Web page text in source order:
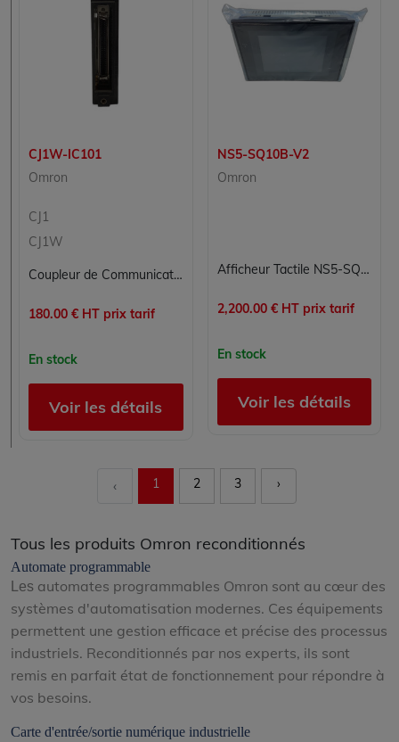
CJ1W-IC101
Omron
CJ1
CJ1W
Coupleur de Communication Réseau OMRON CJ1W-IC101 pour Contrôle Commande
180.00 € HT prix tarif
En stock
Voir les détails
NS5-SQ10B-V2
Omron
Afficheur Tactile NS5-SQ10B-V2 OMRON pour Interfaces Homme-Machine
2,200.00 € HT prix tarif
En stock
Voir les détails
‹ 1 2 3 ›
Tous les produits Omron reconditionnés
Automate programmable
Les automates programmables Omron sont au cœur des
systèmes d'automatisation modernes. Ces équipements
permettent une gestion efficace et précise des processus
industriels. Reconditionnés par nos experts, ils sont
remis en parfait état de fonctionnement pour répondre à
vos besoins.
Carte d'entrée/sortie numérique industrielle